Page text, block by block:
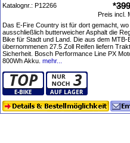
Katalognr.: P12266 *
Preis incl.
Das E-Fire Country ist für dort gemacht, wo
ausschließlich butterweicher Asphalt die
Bike für Stadt und Land. Die aus dem MTB-
übernommenen 27.5 Zoll Reifen liefern
Sicherheit. Bosch Performance Line PX
800Wh Akku. mehr...